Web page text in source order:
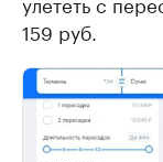
159 руб.